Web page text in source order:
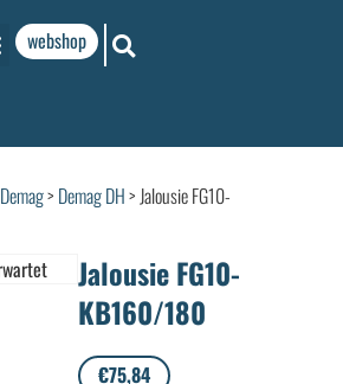
webshop
Demag> Demag DH> Jalousie FG10-
Jalousie FG10-
KB160/180
€75,84